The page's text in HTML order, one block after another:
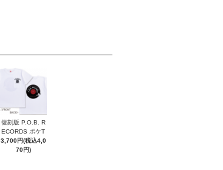
復刻版 P.O.B. R
ECORDS ポケT
3,700円(税込4,0
70円)